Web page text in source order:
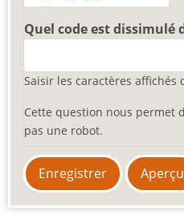
Quel code est dissimulé
Saisir les caractères affichés
Cette question nous permet
pas une robot.